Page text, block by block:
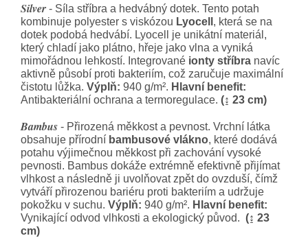
Silver - Síla stříbra a hedvábný dotek. Tento potah
kombinuje polyester s viskózou Lyocell , která se na
dotek podobá hedvábí. Lyocell je unikátní materiál,
který chladí jako plátno, hřeje jako vlna a vyniká
mimořádnou lehkostí. Integrované ionty stříbra navíc
aktivně působí proti bakteriím, což zaručuje maximální
čistotu lůžka. Výplň: 940 g/m². Hlavní benefit:
Antibakteriální ochrana a termoregulace. (↨ 23 cm)
Bambus - Přirozená měkkost a pevnost. Vrchní látka
obsahuje přírodní bambusové vlákno, které dodává
potahu výjimečnou měkkost při zachování vysoké
pevnosti. Bambus dokáže extrémně efektivně přijímat
vlhkost a následně ji uvolňovat zpět do ovzduší, čímž
vytváří přirozenou bariéru proti bakteriím a udržuje
pokožku v suchu. Výplň: 940 g/m². Hlavní benefit:
Vynikající odvod vlhkosti a ekologický původ. (↨ 23
cm)